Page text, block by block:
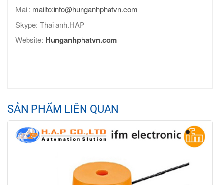
Mail: mailto:info@hunganhphatvn.com
Skype: Thai anh.HAP
Website: Hunganhphatvn.com
SẢN PHẨM LIÊN QUAN